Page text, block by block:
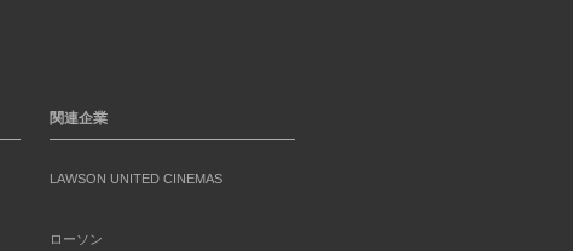
関連企業
LAWSON UNITED CINEMAS
ローソン